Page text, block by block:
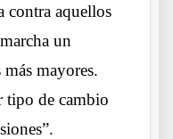
contra aquellos
un
más mayores.
tipo de cambio